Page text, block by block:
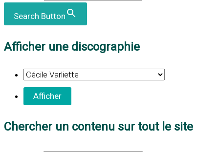
Search Button
Afficher une discographie
Chercher un contenu sur tout le site